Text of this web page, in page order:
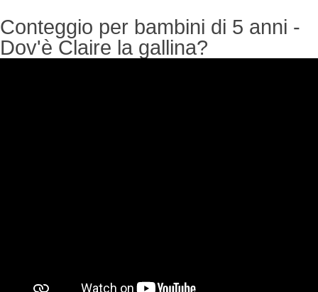
Conteggio per bambini di 5 anni -
Dov'è Claire la gallina?